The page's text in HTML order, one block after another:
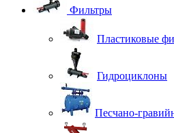
Фильтры
Пластиковые
Гидроциклоны
Песчано-